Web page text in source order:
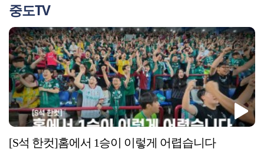
중도TV
[S석 한컷]홈에서 1승이 이렇게 어렵습니다